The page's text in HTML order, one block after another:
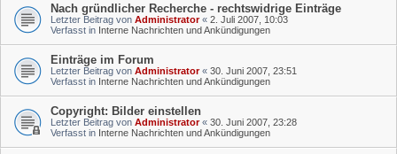
Nach gründlicher Recherche - rechtswidrige Einträge
Letzter Beitrag von Administrator« 2. Juli 2007, 10:03
Verfasst in Interne Nachrichten und Ankündigungen
Einträge im Forum
Letzter Beitrag von Administrator« 30. Juni 2007, 23:51
Verfasst in Interne Nachrichten und Ankündigungen
Copyright: Bilder einstellen
Letzter Beitrag von Administrator« 30. Juni 2007, 23:28
Verfasst in Interne Nachrichten und Ankündigungen